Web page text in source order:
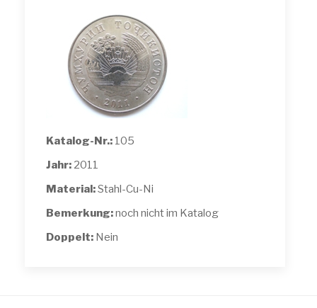
Katalog-Nr.: 105
Jahr: 2011
Material:Stahl-Cu-Ni
Bemerkung:noch nicht im Katalog
Doppelt: Nein